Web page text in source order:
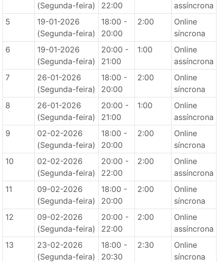
(Segunda-feira)
22:00
assíncrona
5
19-01-2026
(Segunda-feira)
18:00 -
20:00
2:00
Online
síncrona
6
19-01-2026
(Segunda-feira)
20:00 -
21:00
1:00
Online
assíncrona
7
26-01-2026
(Segunda-feira)
18:00 -
20:00
2:00
Online
síncrona
8
26-01-2026
(Segunda-feira)
20:00 -
21:00
1:00
Online
assíncrona
9
02-02-2026
(Segunda-feira)
18:00 -
20:00
2:00
Online
síncrona
10
02-02-2026
(Segunda-feira)
20:00 -
22:00
2:00
Online
assíncrona
11
09-02-2026
(Segunda-feira)
18:00 -
20:00
2:00
Online
síncrona
12
09-02-2026
(Segunda-feira)
20:00 -
22:00
2:00
Online
assíncrona
13
23-02-2026
(Segunda-feira)
18:00 -
20:30
2:30
Online
síncrona